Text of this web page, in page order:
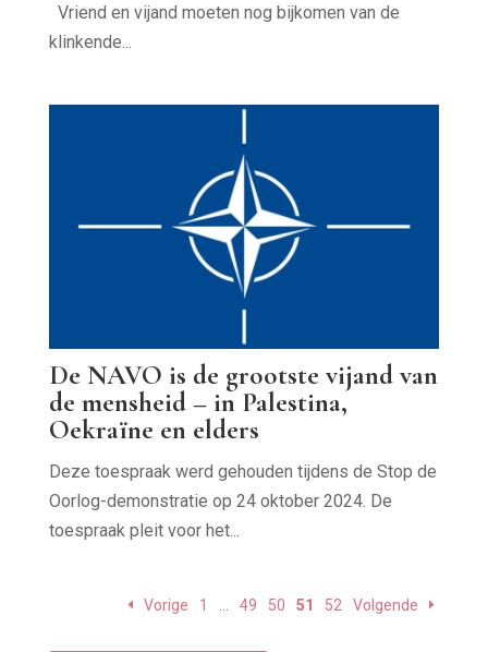
Vriend en vijand moeten nog bijkomen van de
klinkende...
De NAVO is de grootste vijand van
de mensheid – in Palestina,
Oekraïne en elders
Deze toespraak werd gehouden tijdens de Stop de
Oorlog-demonstratie op 24 oktober 2024. De
toespraak pleit voor het...
Vorige 1 49 50 51 52 Volgende